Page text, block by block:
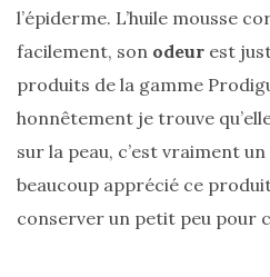
09/05/2026
l’épiderme. L’huile mousse
facilement, son odeur est
produits de la gamme
honnêtement je trouve
sur la peau, c’est vraiment un
beaucoup apprécié ce
conserver un petit peu pour